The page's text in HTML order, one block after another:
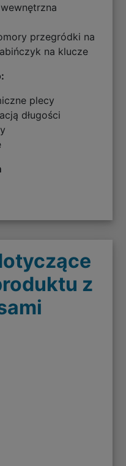
przegródki na
na klucze
plecy
długości
z